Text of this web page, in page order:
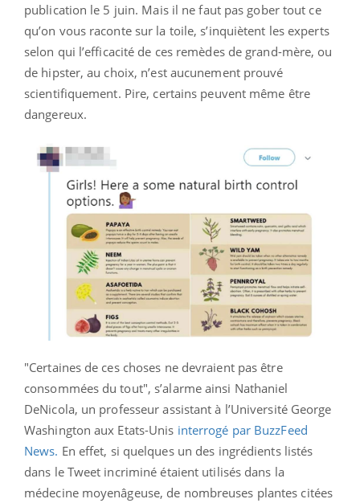
publication le 5 juin. Mais il ne faut pas gober tout ce
qu’on vous raconte sur la toile, s’inquiètent les experts
selon qui l’efficacité de ces remèdes de grand-mère, ou
de hipster, au choix, n’est aucunement prouvé
scientifiquement. Pire, certains peuvent même être
dangereux.
"Certaines de ces choses ne devraient pas être
consommées du tout", s’alarme ainsi Nathaniel
DeNicola, un professeur assistant à l’Université George
Washington aux Etats-Unis interrogé par BuzzFeed
News. En effet, si quelques un des ingrédients listés
dans le Tweet incriminé étaient utilisés dans la
médecine moyenâgeuse, de nombreuses plantes citées